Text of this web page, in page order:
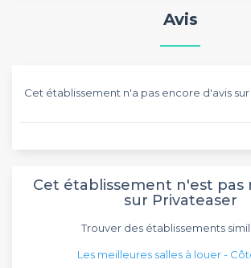
Avis
Cet établissement n'a pas encore d'avis sur
Cet établissement n'est pas
sur Privateaser
Trouver des établissements
Les meilleures salles à louer -